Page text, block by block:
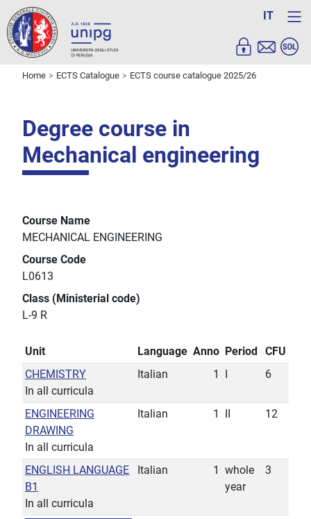
IT
Home ECTS Catalogue ECTS course catalogue 2025/26
Degree course in
Mechanical engineering
Course Name
MECHANICAL ENGINEERING
Course Code
L0613
Class (Ministerial code)
L-9 R
Unit Language Anno Period
CFU
CHEMISTRY
In all curricula
Italian 1 6
ENGINEERING
DRAWING
In all curricula
Italian 1 12
ENGLISH LANGUAGE
B1
In all curricula
Italian 1
whole
year
3